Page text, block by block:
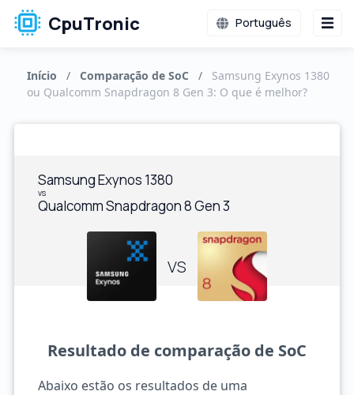
CpuTronic Português
Início / Comparação de SoC /
Samsung Exynos 1380
ou Qualcomm Snapdragon 8 Gen 3: O que é melhor?
Samsung Exynos 1380
vs
Qualcomm Snapdragon 8 Gen 3
VS
Resultado de comparação de SoC
Abaixo estão os resultados de uma